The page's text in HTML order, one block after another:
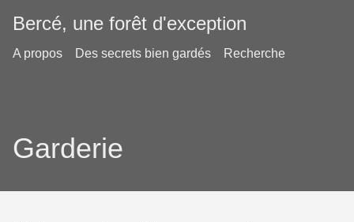
Bercé, une forêt d'exception
A propos Des secrets bien gardés Recherche
Garderie